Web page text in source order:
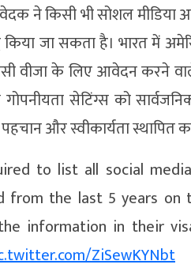
ने किसी भी सोशल मीडिया
जा सकता है। भारत में
वीजा के लिए आवेदन करने
गोपनीयता सेटिंग्स को
और स्वीकार्यता
to list all social
from the last 5 years on
information in their
ZiSewKYNbt